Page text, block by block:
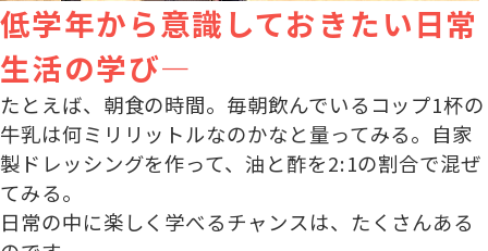
低学年から意識しておきたい日常
生活の学び―
たとえば、朝食の時間。毎朝飲んでいるコップ1杯の
牛乳は何ミリリットルなのかなと量ってみる。自家
製ドレッシングを作って、油と酢を2:1の割合で混ぜ
てみる。
日常の中に楽しく学べるチャンスは、たくさんある